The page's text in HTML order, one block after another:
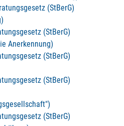
(StBerG)
(StBerG)
Anerkennung)
(StBerG)
(StBerG)
(StBerG)